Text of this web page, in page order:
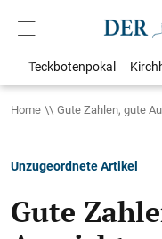
Teckbotenpokal
Home Gute Zahlen, gute
Unzugeordnete Artikel
Gute